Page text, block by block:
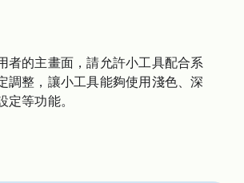
者的主畫面，請允許小工具配合系
調整，讓小工具能夠使用淺色、深
等功能。